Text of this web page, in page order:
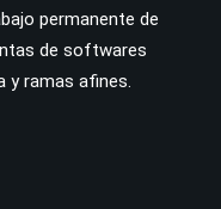
permanente de
de softwares
y ramas afines.